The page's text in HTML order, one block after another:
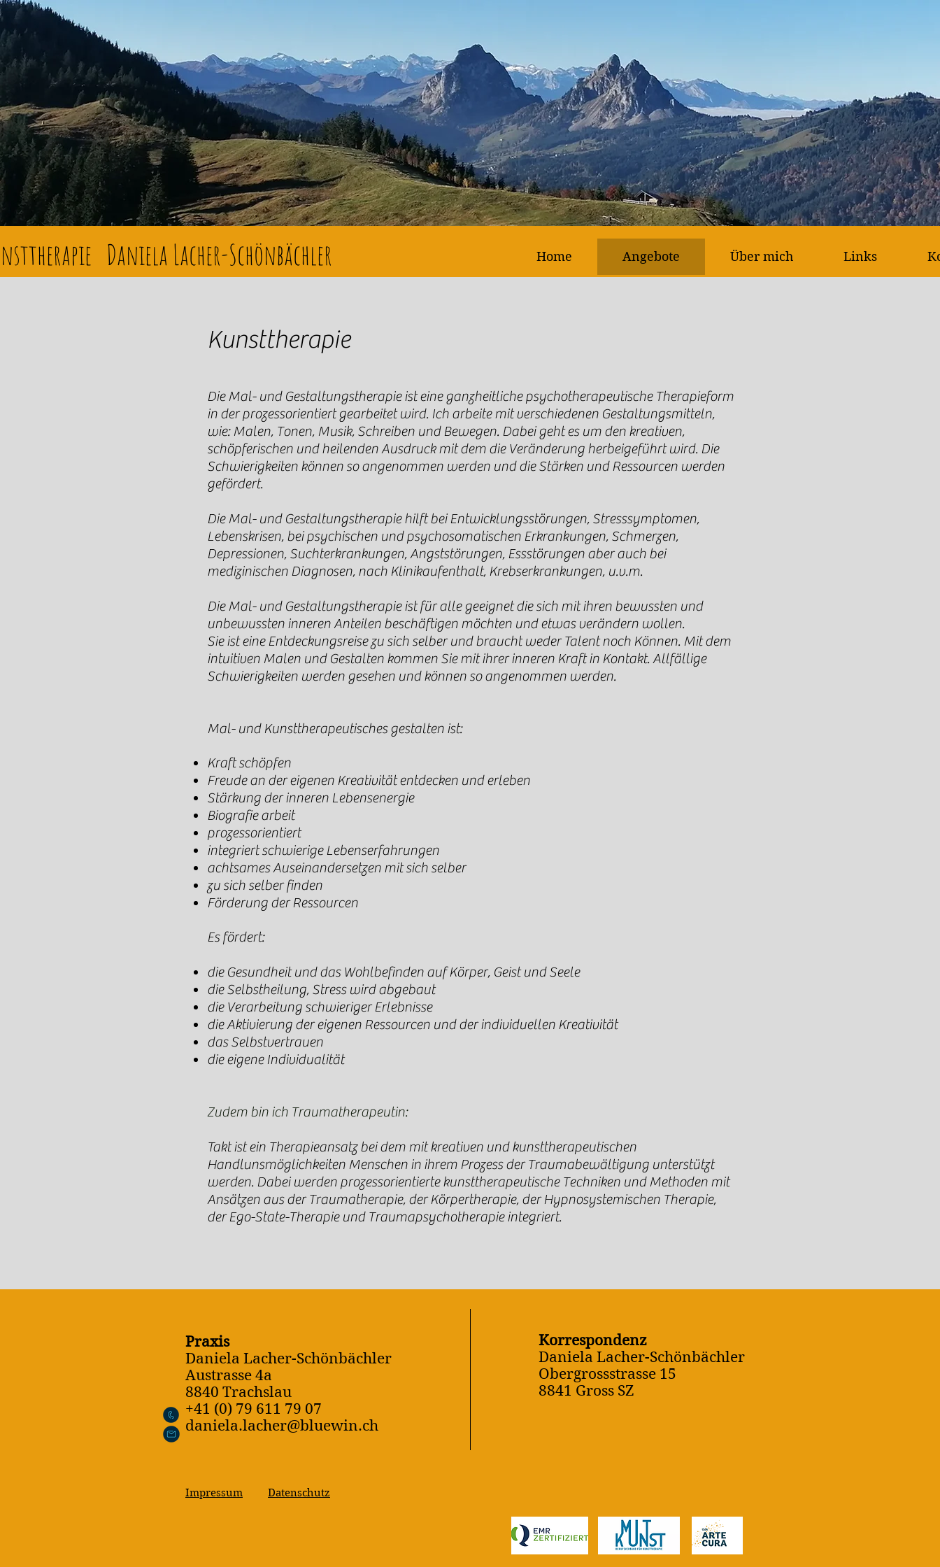
Daniela Lacher-Schönbächler Home Angebote Über mich Links
Kunsttherapie
Die Mal- und Gestaltungstherapie ist eine ganzheitliche psychotherapeutische Therapieform
in der prozessorientiert gearbeitet wird. Ich arbeite mit verschiedenen Gestaltungsmitteln,
wie: Malen, Tonen, Musik, Schreiben und Bewegen. Dabei geht es um den kreativen,
schöpferischen und heilenden Ausdruck mit dem die Veränderung herbeigeführt wird. Die
Schwierigkeiten können so angenommen werden und die Stärken und Ressourcen werden
gefördert.
Die Mal- und Gestaltungstherapie hilft bei Entwicklungsstörungen, Stresssymptomen,
Lebenskrisen, bei psychischen und psychosomatischen Erkrankungen, Schmerzen,
Depressionen, Suchterkrankungen, Angststörungen, Essstörungen aber auch bei
medizinischen Diagnosen, nach Klinikaufenthalt, Krebserkrankungen, u.v.m.
Die Mal- und Gestaltungstherapie ist für alle geeignet die sich mit ihren bewussten und
unbewussten inneren Anteilen beschäftigen möchten und etwas verändern wollen.
Sie ist eine Entdeckungsreise zu sich selber und braucht weder Talent noch Können. Mit dem
intuitiven Malen und Gestalten kommen Sie mit ihrer inneren Kraft in Kontakt. Allfällige
Schwierigkeiten werden gesehen und können so angenommen werden.
Mal- und Kunsttherapeutisches gestalten ist:
Kraft schöpfen
Freude an der eigenen Kreativität entdecken und erleben
Stärkung der inneren Lebensenergie
Biografie arbeit
prozessorientiert
integriert schwierige Lebenserfahrungen
achtsames Auseinandersetzen mit sich selber
zu sich selber finden
Förderung der Ressourcen
Es fördert:
die Gesundheit und das Wohlbefinden auf Körper, Geist und Seele
die Selbstheilung, Stress wird abgebaut
die Verarbeitung schwieriger Erlebnisse
die Aktivierung der eigenen Ressourcen und der individuellen Kreativität
das Selbstvertrauen
die eigene Individualität
Zudem bin ich Traumatherapeutin:
Takt ist ein Therapieansatz bei dem mit kreativen und kunsttherapeutischen
Handlunsmöglichkeiten Menschen in ihrem Prozess der Traumabewältigung unterstützt
werden. Dabei werden prozessorientierte kunsttherapeutische Techniken und Methoden mit
Ansätzen aus der Traumatherapie, der Körpertherapie, der Hypnosystemischen Therapie,
der Ego-State-Therapie und Traumapsychotherapie integriert.
Praxis
Daniela Lacher-Schönbächler
Austrasse 4a
8840 Trachslau
+41 (0) 79 611 79 07
daniela.lacher@bluewin.ch
Impressum Datenschutz
Korrespondenz
Daniela Lacher-Schönbächler
Obergrossstrasse 15
8841 Gross SZ